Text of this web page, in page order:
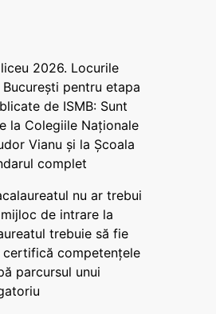
2026. Locurile
pentru etapa
de ISMB: Sunt
la Colegiile Naționale
Vianu și la Școala
complet
nu ar trebui
de intrare la
trebuie să fie
certifică competențele
parcursul unui